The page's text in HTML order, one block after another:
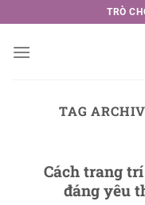
to
content
TRÒ
TAG
Cách trang
đáng yêu